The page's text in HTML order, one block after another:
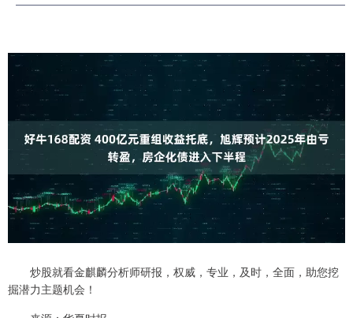
炒股就看金麒麟分析师研报，权威，专业，及时，全面，助您挖
掘潜力主题机会！